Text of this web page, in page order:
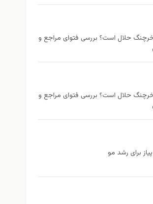
حلال است؟ بررسی فتوای مراجع و
حلال است؟ بررسی فتوای مراجع و
برای رشد مو